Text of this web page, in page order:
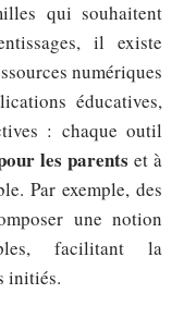
qui souhaitent
il existe
numériques
éducatives,
: chaque outil
les parents et à
Par exemple, des
une notion
facilitant la
initiés.